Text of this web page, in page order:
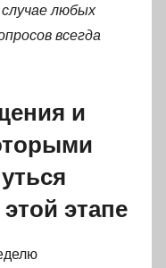
любых
всегда
и
этапе